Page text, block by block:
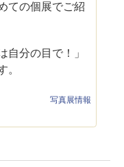
ての個展でご紹
自分の目で！」
。
写真展情報